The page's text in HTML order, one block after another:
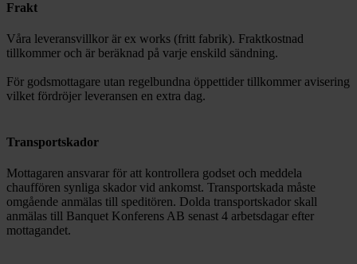
Frakt
Våra leveransvillkor är ex works (fritt fabrik). Fraktkostnad
tillkommer och är beräknad på varje enskild sändning.
För godsmottagare utan regelbundna öppettider tillkommer avisering
vilket fördröjer leveransen en extra dag.
Transportskador
Mottagaren ansvarar för att kontrollera godset och meddela
chauffören synliga skador vid ankomst. Transportskada måste
omgående anmälas till speditören. Dolda transportskador skall
anmälas till Banquet Konferens AB senast 4 arbetsdagar efter
mottagandet.